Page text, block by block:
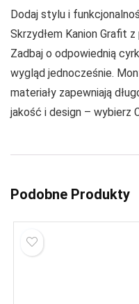
Dodaj stylu i
Skrzydłem Kanion Grafit
Zadbaj o odpowiednią
wygląd jednocześnie.
materiały zapewniają
jakość i design – wybierz
Podobne Produkty